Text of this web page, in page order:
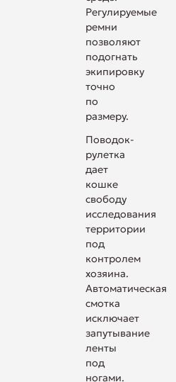
Регулируемые
ремни
позволяют
подогнать
экипировку
точно
по
размеру.
Поводок-
рулетка
дает
кошке
свободу
исследования
территории
под
контролем
хозяина.
Автоматическая
смотка
исключает
запутывание
ленты
под
ногами.